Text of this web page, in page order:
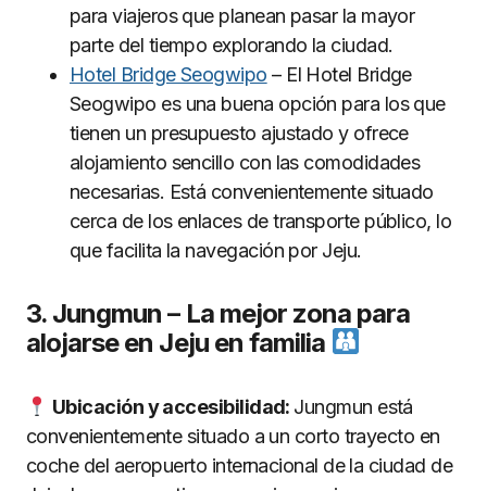
para viajeros que planean pasar la mayor
parte del tiempo explorando la ciudad.
Hotel Bridge Seogwipo – El Hotel Bridge
Seogwipo es una buena opción para los que
tienen un presupuesto ajustado y ofrece
alojamiento sencillo con las comodidades
necesarias. Está convenientemente situado
cerca de los enlaces de transporte público, lo
que facilita la navegación por Jeju.
3. Jungmun – La mejor zona para
alojarse en Jeju en familia
Ubicación y accesibilidad: Jungmun está
convenientemente situado a un corto trayecto en
coche del aeropuerto internacional de la ciudad de